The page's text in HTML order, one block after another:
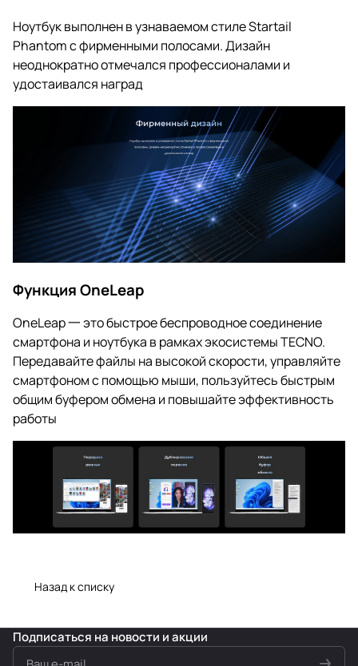
Ноутбук выполнен в узнаваемом стиле Startail
Phantom с фирменными полосами. Дизайн
неоднократно отмечался профессионалами и
удостаивался наград
Функция OneLeap
OneLeap 一 это быстрое беспроводное соединение
смартфона и ноутбука в рамках экосистемы TECNO.
Передавайте файлы на высокой скорости, управляйте
смартфоном с помощью мыши, пользуйтесь быстрым
общим буфером обмена и повышайте эффективность
работы
Назад к списку
Подписаться на новости и акции